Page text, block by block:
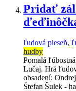
Pridať
ľudová pieseň,
hudby
Pomalá
Lučaj. Hrá
obsadení:
Štefan Šulek -